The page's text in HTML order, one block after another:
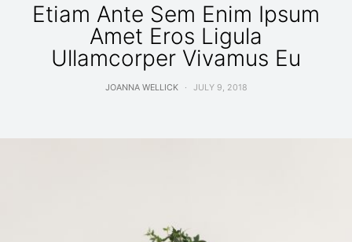
Etiam Ante Sem Enim Ipsum
Amet Eros Ligula
Ullamcorper Vivamus Eu
JOANNA WELLICK JULY 9, 2018